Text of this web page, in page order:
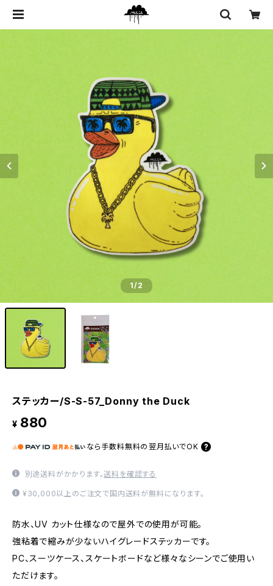
1/2
ステッカー/S-S-57_Donny the Duck
¥ 880
なら 手数料無料の 翌月払いでOK
別途送料がかかります。送料を確認する
¥30,000以上のご注文で国内送料が無料になります。
防水、UV カット仕様なので屋外での使用が可能。
強粘着で縮みが少ないハイグレードステッカーです。
PC、スーツケース、スケートボードなど様々なシーンでご使用い
ただけます。